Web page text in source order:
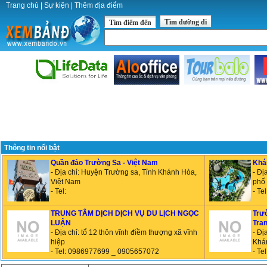
Trang chủ Sự kiện Thêm địa điểm
Tìm điểm đến Tìm đường đi
Thông tin nổi bật
Quần đảo Trường Sa - Việt Nam
- Địa chỉ: Huyện Trường sa, Tỉnh Khánh Hòa,
Việt Nam
- Tel:
-
phố
-
TRUNG TÂM DỊCH DỊCH VỤ DU LỊCH NGỌC
LUẬN
- Địa chỉ: tổ 12 thôn vĩnh điềm thượng xã vĩnh
hiệp
- Tel: 0986977699 _ 0905657072
-
-